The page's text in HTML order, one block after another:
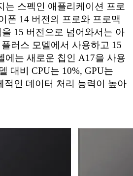
는 스펙인 애플리케이션 프로
폰 14 버전의 프로와 프로맥
15 버전으로 넘어와서는 아
러스 모델에서 사용하고 15
에는 새로운 칩인 A17을 사용
대비 CPU는 10%, GPU는
적인 데이터 처리 능력이 높아